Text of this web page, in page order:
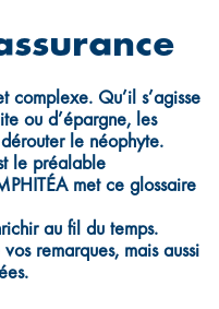
complexe. Qu’il s’agisse
ou d’épargne, les
le néophyte.
le préalable
met ce glossaire
au fil du temps.
remarques, mais aussi